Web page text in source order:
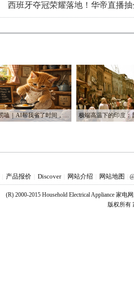
西班牙夺冠荣耀落地！华帝直播
唠嗑｜AI帮我省了时间，也帮我烧光了Token
产品报价 Discover 网站介绍 网站地图
(R) 2000-2015 Household Electrical Appliance 家电
版权所有